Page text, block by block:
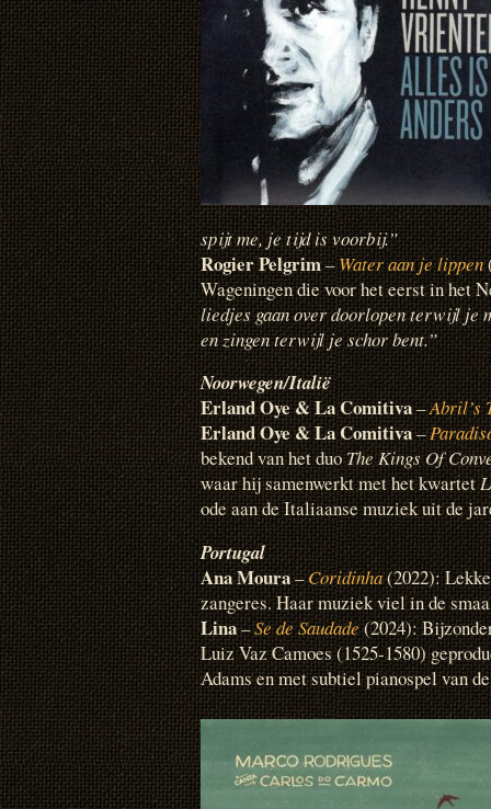
spijt me, je tijd is voorbij.”
Rogier Pelgrim–Water aan je lippen
Wageningen die voor het eerst in het
liedjes gaan over doorlopen terwijl je
en zingen terwijl je schor bent.”
Noorwegen/Italië
Erland Oye & La Comitiva–Abril’s
Erland Oye & La Comitiva–
bekend van het duoThe Kings Of
waar hij samenwerkt met het kwartet
ode aan de Italiaanse muziek uit de
Portugal
Ana Moura–Coridinha(2022):
zangeres. Haar muziek viel in de
Lina–Se de Saudade(2024):
Luiz Vaz Camoes (1525-1580)
Adams en met subtiel pianospel van